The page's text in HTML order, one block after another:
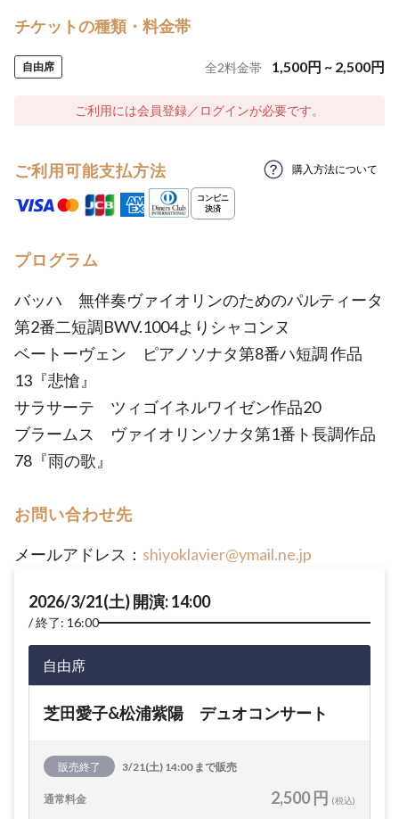
チケットの種類・料金帯
自由席 全2料金帯 1,500円 ~ 2,500円
ご利用には会員登録／ログインが必要です。
ご利用可能支払方法 購入方法について
プログラム
バッハ 無伴奏ヴァイオリンのためのパルティータ
第2番二短調BWV.1004よりシャコンヌ
ベートーヴェン ピアノソナタ第8番ハ短調 作品
13『悲愴』
サラサーテ ツィゴイネルワイゼン作品20
ブラームス ヴァイオリンソナタ第1番ト長調作品
78『雨の歌』
お問い合わせ先
メールアドレス： shiyoklavier@ymail.ne.jp
2026/3/21(土) 開演: 14:00
終了: 16:00
自由席
芝田愛子&松浦紫陽 デュオコンサート
販売終了 3/21(土) 14:00 まで販売
通常料金 2,500 円 (税込)